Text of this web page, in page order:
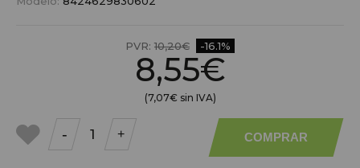
PVR: 10,20€ -16.1%
8,55€
(7,07€ sin IVA)
- + COMPRAR